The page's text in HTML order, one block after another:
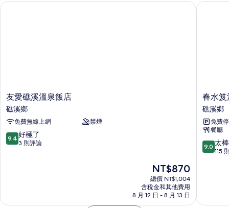
室,
有
相
片
套
的
詳
情
友
愛
礁
溪
溫
泉
友愛礁溪溫泉飯店
礁溪鄉
免費無線上網 禁煙
9.4
分，
9.4 好極了
3 則評論
現
在
價
格
為
NT$870
總價 NT$1,004
含稅金和其他費用
8 月 12 日 - 8 月 13 日
友愛礁溪溫泉飯店
春
水
笈
溫
泉
渡
假
春水笈
礁溪鄉
免費
餐廳
9.0
分，
9.0 太
115
春水笈